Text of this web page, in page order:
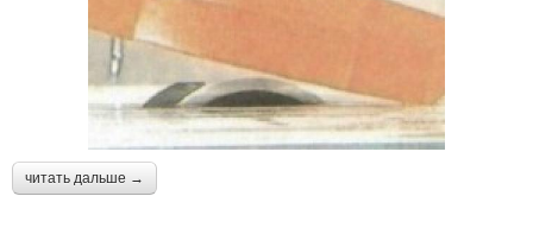
читать дальше →